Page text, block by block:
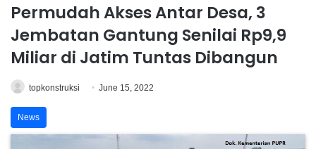
Permudah Akses Antar Desa, 3
Jembatan Gantung Senilai Rp9,9
Miliar di Jatim Tuntas Dibangun
topkonstruksi June 15, 2022
News